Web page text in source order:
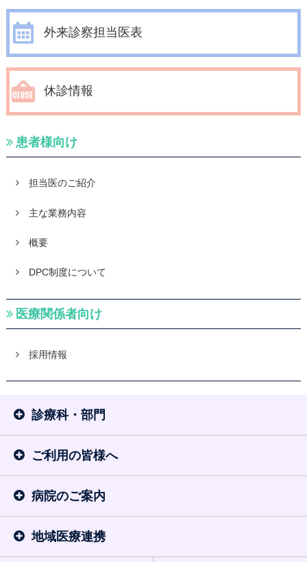
外来診察担当医表
休診情報
患者様向け
担当医のご紹介
主な業務内容
概要
DPC制度について
医療関係者向け
採用情報
診療科・部門
ご利用の皆様へ
病院のご案内
地域医療連携